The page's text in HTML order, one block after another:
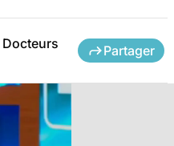
Partager